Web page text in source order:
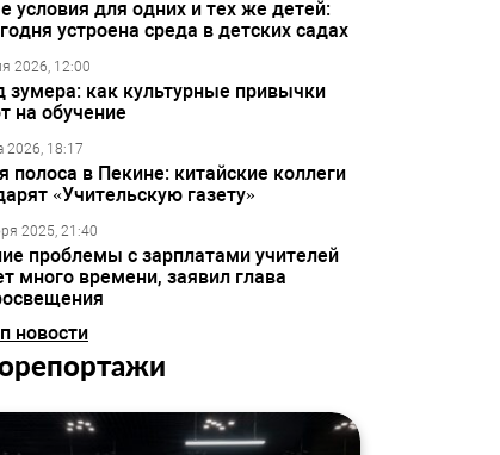
условия для одних и тех же детей:
устроена среда в детских садах
2026, 12:00
зумера: как культурные привычки
на обучение
2026, 18:17
полоса в Пекине: китайские коллеги
«Учительскую газету»
2025, 21:40
проблемы с зарплатами учителей
много времени, заявил глава
новости